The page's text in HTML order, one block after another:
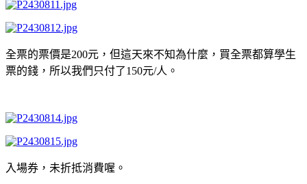
全票的票價是200元，但這天來不知為什麼，買全票都算學生
票的錢，所以我們只付了150元/人。
入場券，未折抵消費喔。